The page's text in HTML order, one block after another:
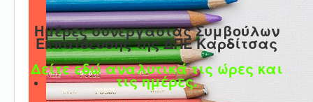
Ημέρες συνεργασίας Συμβούλων
Εκπαίδευσης της ΔΠΕ Καρδίτσας
Δείτε εδώ αναλυτικά τις ώρες και
τις ημέρες.